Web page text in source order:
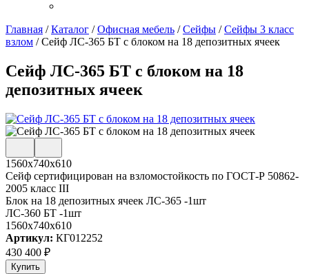
Главная /Каталог /Офисная мебель /Сейфы /Сейфы 3 класс
взлом /Сейф ЛС-365 БТ с блоком на 18 депозитных ячеек
Сейф ЛС-365 БТ с блоком на 18
депозитных ячеек
1560х740х610
Сейф сертифицирован на взломостойкость по ГОСТ-Р 50862-
2005 класс III
Блок на 18 депозитных ячеек ЛС-365 -1шт
ЛС-360 БТ -1шт
1560x740x610
Артикул: КГ012252
430 400 ₽
Купить